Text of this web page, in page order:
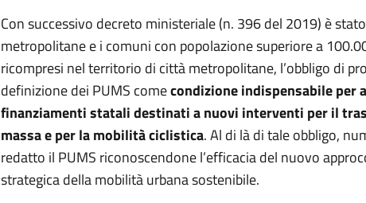
Con successivo decreto ministeriale (n. 396 del 2019) è
metropolitane e i comuni con popolazione superiore a
ricompresi nel territorio di città metropolitane, l’obbligo di
definizione dei PUMS comecondizione indispensabile per
finanziamenti statali destinati a nuovi interventi per il
massa e per la mobilità ciclistica. Al di là di tale obbligo,
redatto il PUMS riconoscendone l’efficacia del nuovo
strategica della mobilità urbana sostenibile.